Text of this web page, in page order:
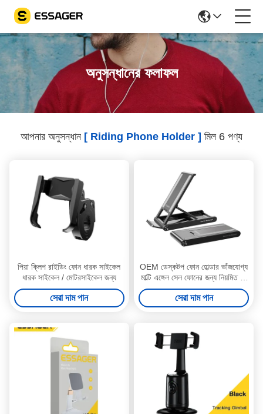
অনুসন্ধানের ফলাফল
আপনার অনুসন্ধান [ Riding Phone Holder ] মিল 6 পণ্য
পিয়া ক্লিপ রাইডিং ফোন ধারক সাইকেল
ধারক সাইকেল / মোটরসাইকেল জন্য
সেরা দাম পান
OEM ডেস্কটপ ফোন হোল্ডার ভাঁজযোগ্য
মাল্টি এঙ্গেল সেল ফোনের জন্য নিয়মিত নন
স্লিপ
সেরা দাম পান